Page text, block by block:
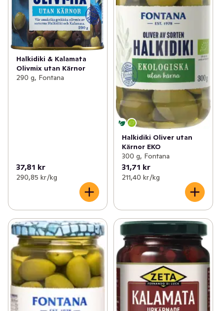
Halkidiki & Kalamata
Olivmix utan Kärnor
290 g, Fontana
37,81 kr
290,85 kr /kg
Halkidiki Oliver utan
Kärnor EKO
300 g, Fontana
31,71 kr
211,40 kr /kg